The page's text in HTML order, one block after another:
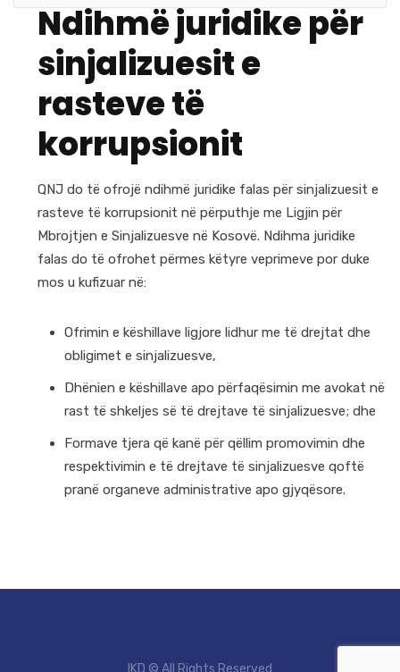
Ndihmë juridike për
sinjalizuesit e
rasteve të
korrupsionit
QNJ do të ofrojë ndihmë juridike falas për sinjalizuesit e
rasteve të korrupsionit në përputhje me Ligjin për
Mbrojtjen e Sinjalizuesve në Kosovë. Ndihma juridike
falas do të ofrohet përmes këtyre veprimeve por duke
mos u kufizuar në:
Ofrimin e këshillave ligjore lidhur me të drejtat dhe
obligimet e sinjalizuesve,
Dhënien e këshillave apo përfaqësimin me avokat në
rast të shkeljes së të drejtave të sinjalizuesve; dhe
Formave tjera që kanë për qëllim promovimin dhe
respektivimin e të drejtave të sinjalizuesve qoftë
pranë organeve administrative apo gjyqësore.